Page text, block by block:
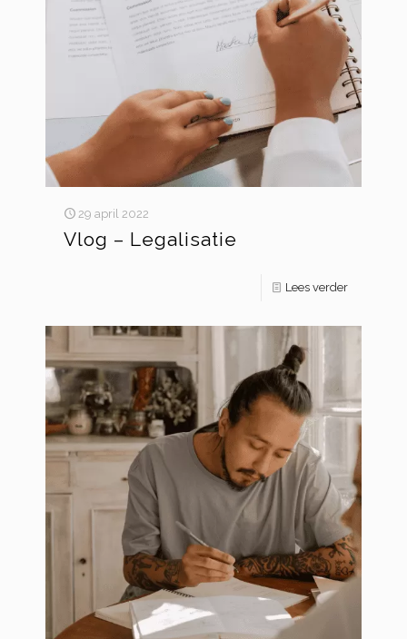
29 april 2022
Vlog – Legalisatie
Lees verder